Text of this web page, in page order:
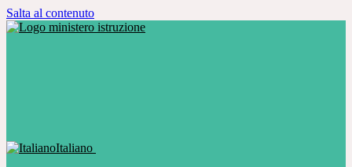
Salta al contenuto
Italiano